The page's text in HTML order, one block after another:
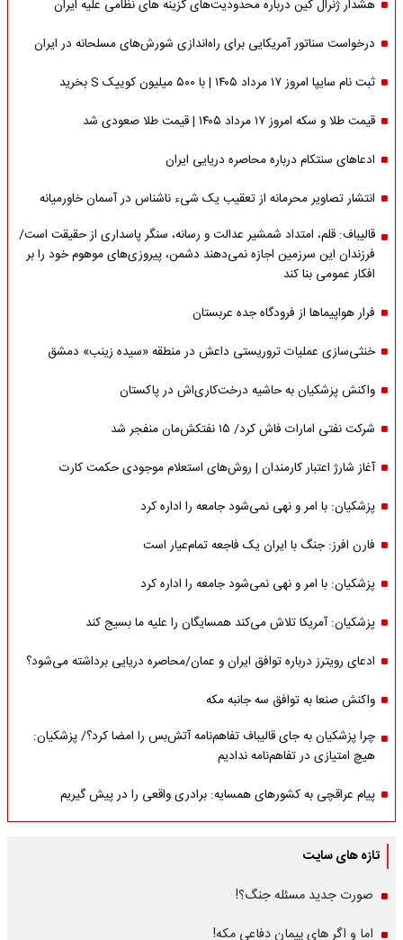
هشدار ژنرال کین درباره محدودیت‌های گزینه های نظامی علیه ایران
درخواست سناتور آمریکایی برای راه‌اندازی شورش‌های مسلحانه در ایران
ثبت نام سایپا امروز ۱۷ مرداد ۱۴۰۵ | با ۵۰۰ میلیون کوییک S بخرید
قیمت طلا و سکه امروز ۱۷ مرداد ۱۴۰۵ | قیمت طلا صعودی شد
ادعاهای سنتکام درباره محاصره دریایی ایران
انتشار تصاویر محرمانه از تعقیب یک شیء ناشناس در آسمان خاورمیانه
قالیباف: قلم، امتداد شمشیر عدالت و رسانه، سنگر پاسداری از حقیقت است/
فرزندان این سرزمین اجازه نمی‌دهند دشمن، پیروزی‌های موهوم خود را بر
افکار عمومی بنا کند
فرار هواپیماها از فرودگاه جده عربستان
خنثی‌سازی عملیات تروریستی داعش در منطقه «سیده زینب» دمشق
واکنش پزشکیان به حاشیه درخت‌کاری‌اش در پاکستان
شرکت نفتی امارات فاش کرد/ ۱۵ نفتکش‌مان منفجر شد
آغاز شارژ اعتبار کارمندان | روش‌های استعلام موجودی حکمت کارت
پزشکیان: با امر و نهی نمی‌شود جامعه را اداره کرد
فارن افرز: جنگ با ایران یک فاجعه تمام‌عیار است
پزشکیان: با امر و نهی نمی‌شود جامعه را اداره کرد
پزشکیان: آمریکا تلاش می‌کند همسایگان را علیه ما بسیج کند
ادعای رویترز درباره توافق ایران و عمان/محاصره دریایی برداشته می‌شود؟
واکنش صنعا به توافق سه جانبه مکه
چرا پزشکیان به جای قالیباف تفاهم‌نامه آتش‌بس را امضا کرد؟/ پزشکیان:
هیچ امتیازی در تفاهم‌نامه ندادیم
پیام عراقچی به کشورهای همسایه: برادری واقعی را در پیش گیریم
تازه های سایت
صورت جدید مسئله جنگ؟!
اما و اگر های پیمان دفاعی مکه!